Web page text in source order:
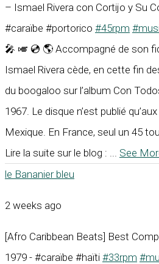
– Ismael Rivera con Cortijo y Su
#caraïbe #portorico #45rpm
🎤 🎺 💿 🌎 Accompagné de son
Ismael Rivera cède, en cette fin
du boogaloo sur l’album Con
1967. Le disque n’est publié
Mexique. En France, seul un 45
Lire la suite sur le blog :
See
le Bananier bleu
2 weeks ago
[Afro Caribbean Beats] Best
1979 - #caraïbe #haïti #33rpm